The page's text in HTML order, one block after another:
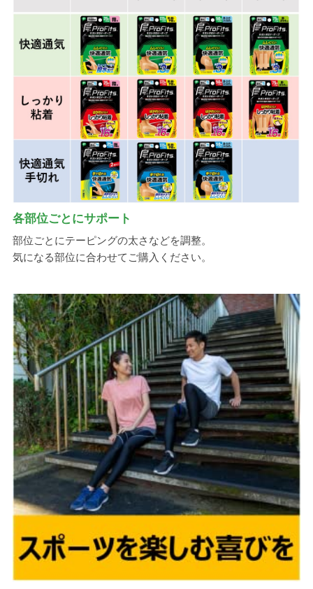
各部位ごとにサポート
部位ごとにテーピングの太さなどを調整。
気になる部位に合わせてご購入ください。